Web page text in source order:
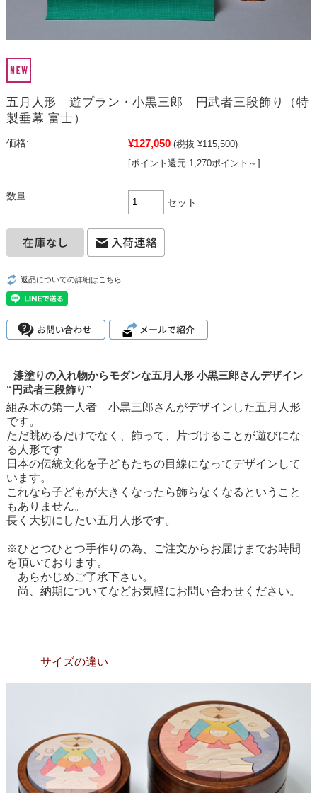
五月人形 遊プラン・小黒三郎 円武者三段飾り（特
製垂幕 富士）
価格: ¥127,050 (税抜 ¥115,500)
[ポイント還元 1,270ポイント～]
数量:
セット
返品についての詳細はこちら
漆塗りの入れ物からモダンな五月人形 小黒三郎さんデザイン
“円武者三段飾り”
組み木の第一人者 小黒三郎さんがデザインした五月人形
です。
ただ眺めるだけでなく、飾って、片づけることが遊びにな
る人形です
日本の伝統文化を子どもたちの目線になってデザインして
います。
これなら子どもが大きくなったら飾らなくなるということ
もありません。
長く大切にしたい五月人形です。
※ひとつひとつ手作りの為、ご注文からお届けまでお時間
を頂いております。
あらかじめご了承下さい。
尚、納期についてなどお気軽にお問い合わせください。
サイズの違い